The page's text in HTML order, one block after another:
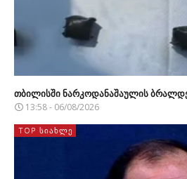
თბილისში ნარკოდანაშაულის
13:58 - 06/08/2026
TOP ᲡᲘᲐᲮᲚᲔ